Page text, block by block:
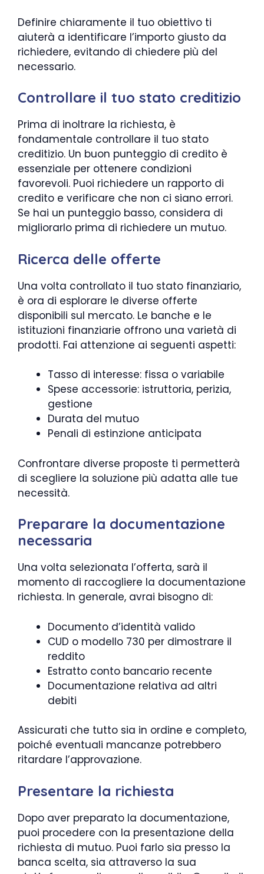
Definire chiaramente il tuo obiettivo ti
aiuterà a identificare l’importo giusto da
richiedere, evitando di chiedere più del
necessario.
Controllare il tuo stato creditizio
Prima di inoltrare la richiesta, è
fondamentale controllare il tuo stato
creditizio. Un buon punteggio di credito è
essenziale per ottenere condizioni
favorevoli. Puoi richiedere un rapporto di
credito e verificare che non ci siano errori.
Se hai un punteggio basso, considera di
migliorarlo prima di richiedere un mutuo.
Ricerca delle offerte
Una volta controllato il tuo stato finanziario,
è ora di esplorare le diverse offerte
disponibili sul mercato. Le banche e le
istituzioni finanziarie offrono una varietà di
prodotti. Fai attenzione ai seguenti aspetti:
Tasso di interesse: fissa o variabile
Spese accessorie: istruttoria, perizia,
gestione
Durata del mutuo
Penali di estinzione anticipata
Confrontare diverse proposte ti permetterà
di scegliere la soluzione più adatta alle tue
necessità.
Preparare la documentazione
necessaria
Una volta selezionata l’offerta, sarà il
momento di raccogliere la documentazione
richiesta. In generale, avrai bisogno di:
Documento d’identità valido
CUD o modello 730 per dimostrare il
reddito
Estratto conto bancario recente
Documentazione relativa ad altri
debiti
Assicurati che tutto sia in ordine e completo,
poiché eventuali mancanze potrebbero
ritardare l’approvazione.
Presentare la richiesta
Dopo aver preparato la documentazione,
puoi procedere con la presentazione della
richiesta di mutuo. Puoi farlo sia presso la
banca scelta, sia attraverso la sua